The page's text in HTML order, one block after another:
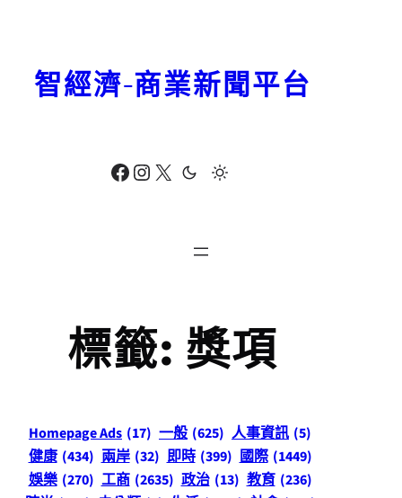
Facebook Instagram X
智經濟-商業新聞平台
標籤: 獎項
Homepage Ads (17) 一般 (625) 人事資訊 (5)
健康 (434) 兩岸 (32) 即時 (399) 國際 (1449)
娛樂 (270) 工商 (2635) 政治 (13) 教育 (236)